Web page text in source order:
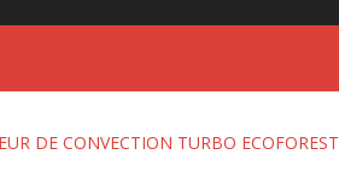
DE CONVECTION TURBO ECOFOREST